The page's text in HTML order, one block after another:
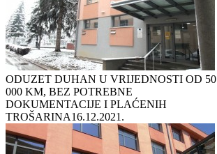
ODUZET DUHAN U VRIJEDNOSTI OD 50
000 KM, BEZ POTREBNE
DOKUMENTACIJE I PLAĆENIH
TROŠARINA16.12.2021.